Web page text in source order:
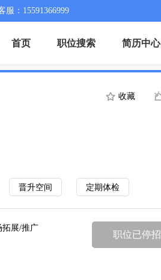
服：15591366999
首页 职位搜索 简历中心
收藏
晋升空间 定期体检
拓展/推广
职位已停招